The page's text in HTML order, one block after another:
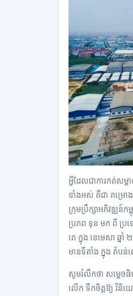
អ្វីដែលជាការកត់សម្
ទាំងអស់ គឺជា គម្រោ
ក្រុមប្រឹក្សាអភិវឌ្ឍន៍
ប្រភព ទុន មក ពី ប្រ
គេ ក្នុង ខេមេសា ឆ្
មានទីតាំង ក្នុង តំបន់
សូមរំលឹកថា សម្ដេចធិ
លើក ទឹកចិត្តឱ្យ វិនិ